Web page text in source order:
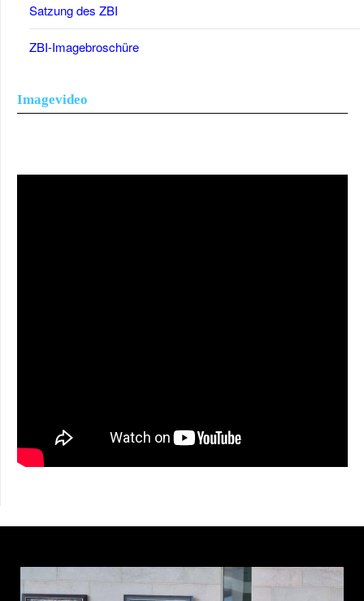
Satzung des ZBI
ZBI-Imagebroschüre
Imagevideo